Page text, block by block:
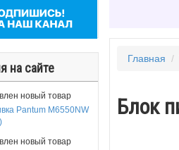
на сайте
новый товар
Pantum M6550NW
новый товар
Главная /
Блок